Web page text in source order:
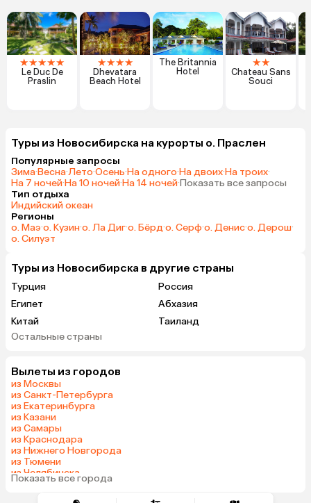
★★★★★
Le Duc De
Praslin
★★★★
Dhevatara
Beach Hotel
The Britannia
Hotel
★★
Chateau Sans
Souci
Туры из Новосибирска на курорты о. Праслен
Популярные запросы
Зима·Весна·Лето·Осень·На одного·На двоих·На троих·
На 7 ночей·На 10 ночей·На 14 ночей·Показать все запросы
Тип отдыха
Индийский океан
Регионы
о. Маэ·о. Кузин·о. Ла Диг·о. Бёрд·о. Серф·о. Денис·о. Дерош·
о. Силуэт
Туры из Новосибирска в другие страны
Турция
Россия
Египет
Абхазия
Китай
Таиланд
Вьетнам
Беларусь
Шри-Ланка
Азербайджан
Сербия
Киргизия
Саудовская Аравия
Венгрия
Остальные страны
Вылеты из городов
из Москвы
из Санкт-Петербурга
из Екатеринбурга
из Казани
из Самары
из Краснодара
из Нижнего Новгорода
из Тюмени
из Челябинска
из Минеральных Вод
Показать все города